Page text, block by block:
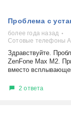
Проблема с
более года назад
Сотовые телефоны
Здравствуйте.
ZenFone Max M2.
вместо
2 ответа